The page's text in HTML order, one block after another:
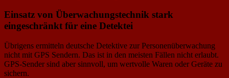
Einsatz von Überwachungstechnik stark
eingeschränkt für eine Detektei
Übrigens ermitteln deutsche Detektive zur Personenüberwachung
nicht mit GPS Sendern. Das ist in den meisten Fällen nicht erlaubt.
GPS-Sender sind aber sinnvoll, um wertvolle Waren oder Geräte zu
sichern.